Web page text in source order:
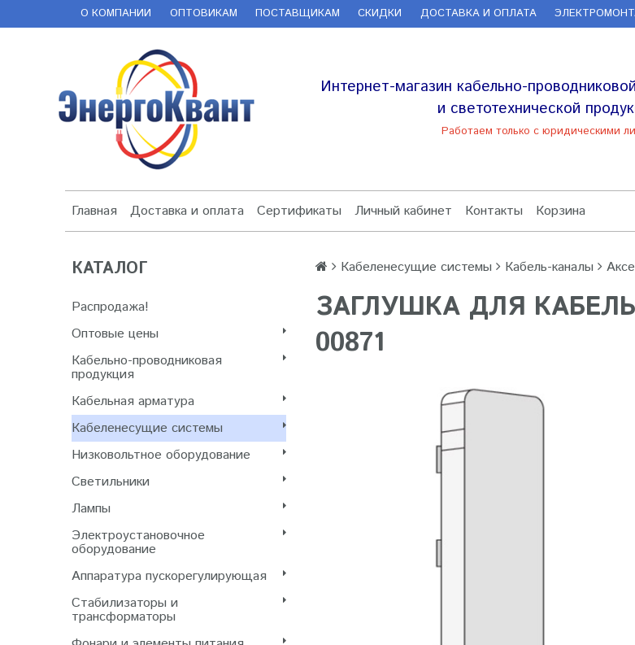
О КОМПАНИИ ОПТОВИКАМ ПОСТАВЩИКАМ СКИДКИ ДОСТАВКА И ОПЛАТА
Интернет-магазин кабельно-
и светотехнической
Работаем только с юридическими
Главная Доставка и оплата Сертификаты Личный кабинет Контакты Корзина
КАТАЛОГ
Распродажа!
Оптовые цены
Кабельно-проводниковая
продукция
Кабельная арматура
Кабеленесущие системы
Низковольтное оборудование
Светильники
Лампы
Электроустановочное
оборудование
Аппаратура пускорегулирующая
Стабилизаторы и
трансформаторы
Кабеленесущие системы Кабель-каналы
ЗАГЛУШКА ДЛЯ
00871